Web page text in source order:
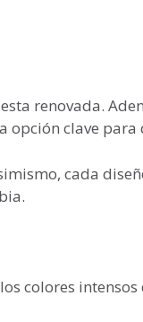
renovada.
opción clave
cada
colores